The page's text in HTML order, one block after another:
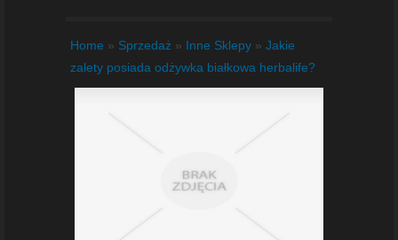
Home » Sprzedaż » Inne Sklepy » Jakie
zalety posiada odżywka białkowa herbalife?